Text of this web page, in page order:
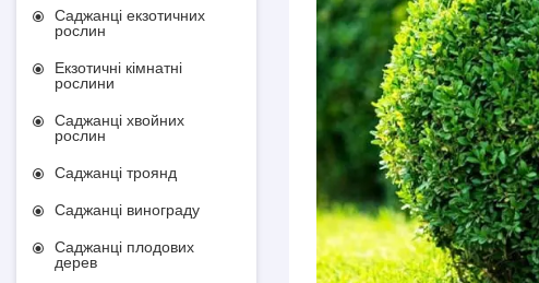
Саджанці екзотичних
рослин
Екзотичні кімнатні
рослини
Саджанці хвойних
рослин
Саджанці троянд
Саджанці винограду
Саджанці плодових
дерев